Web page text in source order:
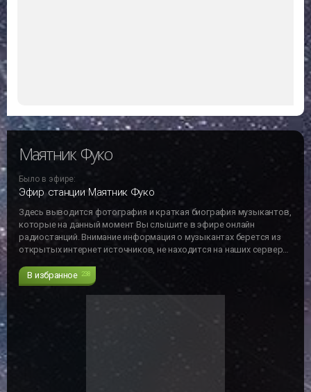
Маятник Фуко
Было в эфире:
Эфир станции Маятник Фуко
Здесь выводится фотография и краткая биография музыкантов,
которые на данный момент Вы слышите в эфире онлайн
радиостанций. Внимание информация о музыкантах берется из
открытых интернет источников, не находится на наших серверах
В избранное 238